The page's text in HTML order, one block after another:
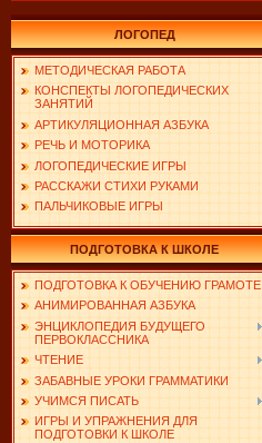
ЛОГОПЕД
МЕТОДИЧЕСКАЯ РАБОТА
КОНСПЕКТЫ ЛОГОПЕДИЧЕСКИХ
ЗАНЯТИЙ
АРТИКУЛЯЦИОННАЯ АЗБУКА
РЕЧЬ И МОТОРИКА
ЛОГОПЕДИЧЕСКИЕ ИГРЫ
РАССКАЖИ СТИХИ РУКАМИ
ПАЛЬЧИКОВЫЕ ИГРЫ
ПОДГОТОВКА К ШКОЛЕ
ПОДГОТОВКА К ОБУЧЕНИЮ ГРАМОТЕ
АНИМИРОВАННАЯ АЗБУКА
ЭНЦИКЛОПЕДИЯ БУДУЩЕГО
ПЕРВОКЛАССНИКА
ЧТЕНИЕ
ЗАБАВНЫЕ УРОКИ ГРАММАТИКИ
УЧИМСЯ ПИСАТЬ
ИГРЫ И УПРАЖНЕНИЯ ДЛЯ
ПОДГОТОВКИ К ШКОЛЕ